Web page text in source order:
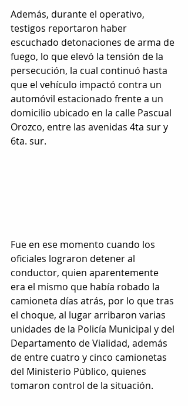
Además, durante el operativo,
testigos reportaron haber
escuchado detonaciones de arma de
fuego, lo que elevó la tensión de la
persecución, la cual continuó hasta
que el vehículo impactó contra un
automóvil estacionado frente a un
domicilio ubicado en la calle Pascual
Orozco, entre las avenidas 4ta sur y
6ta. sur.
Fue en ese momento cuando los
oficiales lograron detener al
conductor, quien aparentemente
era el mismo que había robado la
camioneta días atrás, por lo que tras
el choque, al lugar arribaron varias
unidades de la Policía Municipal y del
Departamento de Vialidad, además
de entre cuatro y cinco camionetas
del Ministerio Público, quienes
tomaron control de la situación.